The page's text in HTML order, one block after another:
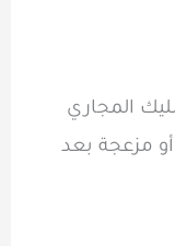
المجاري
مزعجة بعد